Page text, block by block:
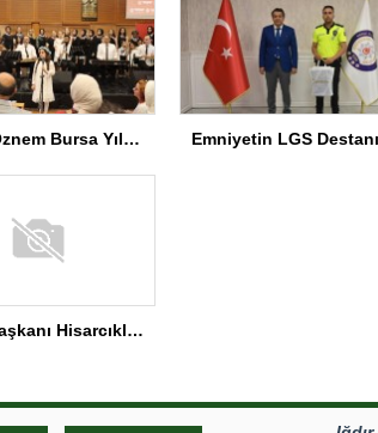
Benim Öznem Bursa Yıl Sonu Gösterisi Emniyetin LGS Destanı
TOBB Başkanı Hisarcıklıoğlu MEÜ’yi Ziyaret Etti